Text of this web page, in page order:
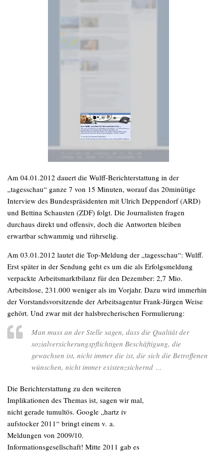
Am 04.01.2012 dauert die Wulff-Berichterstattung in der
„tagesschau“ ganze 7 von 15 Minuten, worauf das 20minütige
Interview des Bundespräsidenten mit Ulrich Deppendorf (ARD)
und Bettina Schausten (ZDF) folgt. Die Journalisten fragen
durchaus direkt und offensiv, doch die Antworten bleiben
erwartbar schwammig und rührselig.
Am 03.01.2012 lautet die Top-Meldung der „tagesschau“: Wulff.
Erst später in der Sendung geht es um die als Erfolgsmeldung
verpackte Arbeitsmarktbilanz für den Dezember: 2,7 Mio.
Arbeitslose, 231.000 weniger als im Vorjahr. Dazu wird immerhin
der Vorstandsvorsitzende der Arbeitsagentur Frank-Jürgen Weise
gehört. Und zwar mit der halsbrecherischen Formulierung:
Man muss an der Stelle sagen, dass die Qualität der
sozialversicherungspflichtigen Beschäftigung, die
gewachsen ist, nicht immer die ist, die sich die Betroffenen
wünschen, nicht immer existenzsichernd …
Die Berichterstattung zu den weiteren
Implikationen des Themas ist, sagen wir mal,
nicht gerade tumultös. Google „hartz iv
aufstocker 2011“ bringt einem v. a.
Meldungen von 2009/10.
Informationsgesellschaft! Mitte 2011 gab es